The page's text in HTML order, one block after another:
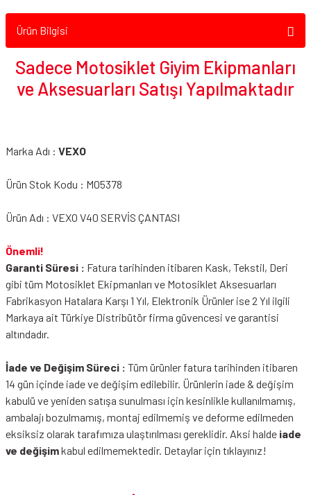
Ürün Bilgisi
Sadece Motosiklet Giyim Ekipmanları
ve Aksesuarları Satışı Yapılmaktadır
Marka Adı : VEXO
Ürün Stok Kodu : M05378
Ürün Adı : VEXO V40 SERVİS ÇANTASI
Önemli!
Garanti Süresi : Fatura tarihinden itibaren Kask, Tekstil, Deri
gibi tüm Motosiklet Ekipmanları ve Motosiklet Aksesuarları
Fabrikasyon Hatalara Karşı 1 Yıl, Elektronik Ürünler ise 2 Yıl ilgili
Markaya ait Türkiye Distribütör firma güvencesi ve garantisi
altındadır.
İade ve Değişim Süreci : Tüm ürünler fatura tarihinden itibaren
14 gün içinde iade ve değişim edilebilir. Ürünlerin iade & değişim
kabulü ve yeniden satışa sunulması için kesinlikle kullanılmamış,
ambalajı bozulmamış, montaj edilmemiş ve deforme edilmeden
eksiksiz olarak tarafımıza ulaştırılması gereklidir. Aksi halde iade
ve değişimkabul edilmemektedir. Detaylar için tıklayınız!